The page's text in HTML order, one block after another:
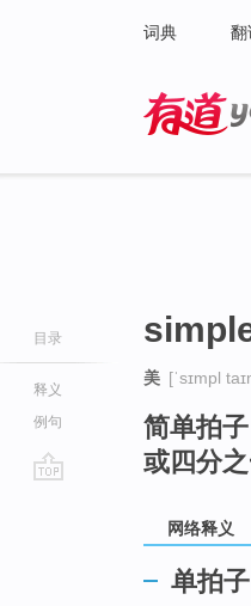
词典 翻
目录
释义
例句
美 [ˈsɪmpl
简单拍
或四分之
网络释义
单拍子